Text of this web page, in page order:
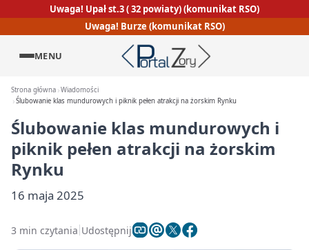
Uwaga! Upał st.3 ( 32 powiaty) (komunikat RSO)
Uwaga! Burze (komunikat RSO)
MENU
Strona główna Wiadomości
Ślubowanie klas mundurowych i piknik pełen atrakcji na żorskim Rynku
Ślubowanie klas mundurowych i
piknik pełen atrakcji na żorskim
Rynku
16 maja 2025
3 min czytania Udostępnij